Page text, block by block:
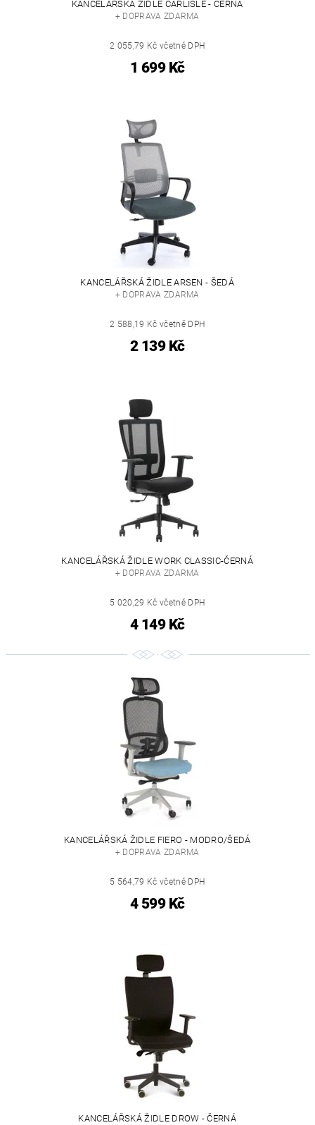
KANCELÁŘSKÁ ŽIDLE CARLISLE - ČERNÁ
+ DOPRAVA ZDARMA
2 055,79 Kč včetně DPH
1 699 Kč
KANCELÁŘSKÁ ŽIDLE ARSEN - ŠEDÁ
+ DOPRAVA ZDARMA
2 588,19 Kč včetně DPH
2 139 Kč
KANCELÁŘSKÁ ŽIDLE WORK CLASSIC-ČERNÁ
+ DOPRAVA ZDARMA
5 020,29 Kč včetně DPH
4 149 Kč
KANCELÁŘSKÁ ŽIDLE FIERO - MODRO/ŠEDÁ
+ DOPRAVA ZDARMA
5 564,79 Kč včetně DPH
4 599 Kč
KANCELÁŘSKÁ ŽIDLE DROW - ČERNÁ